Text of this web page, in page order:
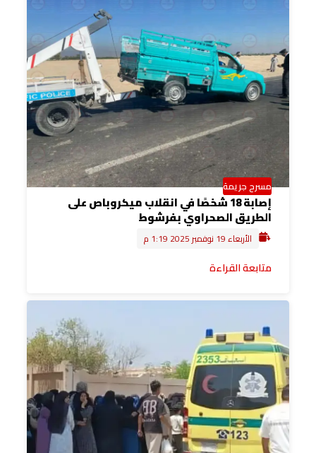
مسرح جريمة
إصابة 18 شخصًا في انقلاب ميكروباص على
الطريق الصحراوي بفرشوط
الأربعاء 19 نوفمبر 2025 1:19 م
متابعة القراءة